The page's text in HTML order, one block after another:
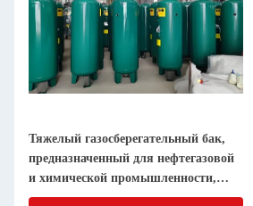
Тяжелый газосберегательный бак,
предназначенный для нефтегазовой
и химической промышленности,
требующей газоудерживающих